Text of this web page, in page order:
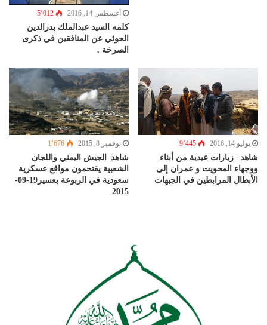
أغسطس 14, 2016 5٬012
كلمه السيد عبدالملك بدرالدين
الحوثي عن المنافقين في ذكرى
الصرخة .
يوليو 14, 2016 9٬445
شاهد | زيارات عيدية من أبناء
ووجهاء المحويت و عمران إلى
الأبطال المرابطين في الجبهات
نوفمبر 8, 2015 1٬676
شاهد| الجيش اليمني واللجان
الشعبية يقتحمون مواقع عسكرية
سعودية في الربوعة بعسير19-09-
2015